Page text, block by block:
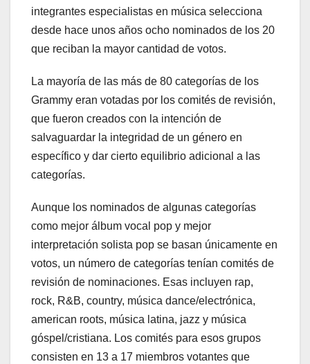
integrantes especialistas en música selecciona
desde hace unos años ocho nominados de los 20
que reciban la mayor cantidad de votos.
La mayoría de las más de 80 categorías de los
Grammy eran votadas por los comités de revisión,
que fueron creados con la intención de
salvaguardar la integridad de un género en
específico y dar cierto equilibrio adicional a las
categorías.
Aunque los nominados de algunas categorías
como mejor álbum vocal pop y mejor
interpretación solista pop se basan únicamente en
votos, un número de categorías tenían comités de
revisión de nominaciones. Esas incluyen rap,
rock, R&B, country, música dance/electrónica,
american roots, música latina, jazz y música
góspel/cristiana. Los comités para esos grupos
consisten en 13 a 17 miembros votantes que